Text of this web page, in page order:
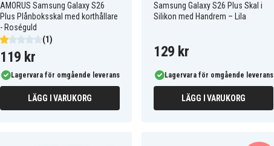
AMORUS Samsung Galaxy S26
Plus Plånboksskal med korthållare
- Roséguld
(1)
119 kr
Lagervara för omgående leverans
LÄGG I VARUKORG
Samsung Galaxy S26 Plus Skal i
Silikon med Handrem – Lila
129 kr
Lagervara för omgående leverans
LÄGG I VARUKORG